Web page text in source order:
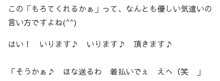
この「もろてくれるかぁ」って、なんとも優しい気遣いの
言い方ですよね(^^)
はい！ いります♪ いります♪ 頂きます♪
「そうかぁ♪ ほな送るわ 着払いでぇ えへ（笑 」